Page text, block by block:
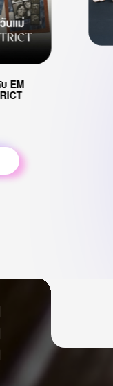
EM